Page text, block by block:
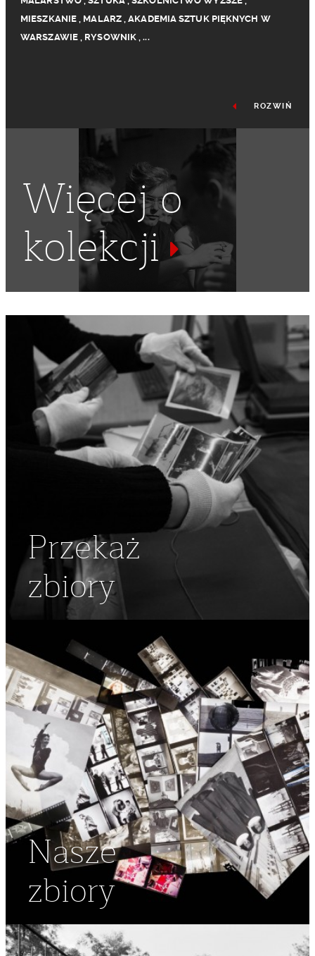
MIESZKANIE , MALARZ,AKADEMIA SZTUK PIĘKNYCH W
WARSZAWIE, RYSOWNIK ,...
ROZWIŃ
Więcej o
kolekcji
Przekaż
zbiory
Nasze
zbiory